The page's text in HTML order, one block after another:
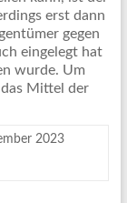
erst dann
gegen
eingelegt hat
wurde. Um
Mittel der
2023